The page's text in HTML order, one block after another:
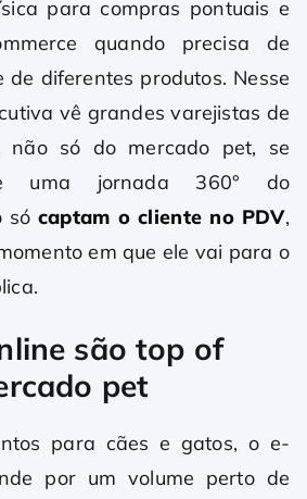
para compras pontuais e
quando precisa de
diferentes produtos. Nesse
vê grandes varejistas de
não só do mercado pet, se
uma jornada 360° do
só captam o cliente no PDV,
em que ele vai para o
são top of
pet
para cães e gatos, o e-
por um volume perto de